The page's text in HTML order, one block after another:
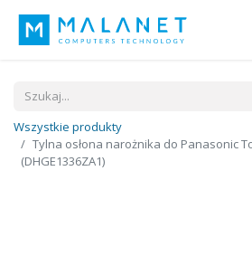
Wszystkie produkty
Tylna osłona narożnika do Panasonic
(DHGE1336ZA1)